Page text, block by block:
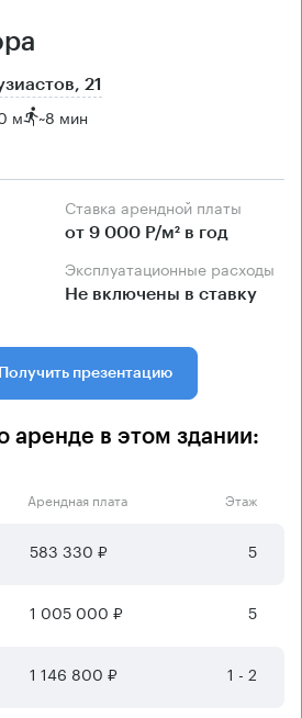
21
м ~8 мин
Ставка арендной платы
от 9 000 Р/м² в год
Эксплуатационные расходы
Не включены в ставку
Получить презентацию
аренде в этом здании:
Арендная плата Этаж
583 330 ₽ 5
1 005 000 ₽ 5
1 146 800 ₽ 1 - 2